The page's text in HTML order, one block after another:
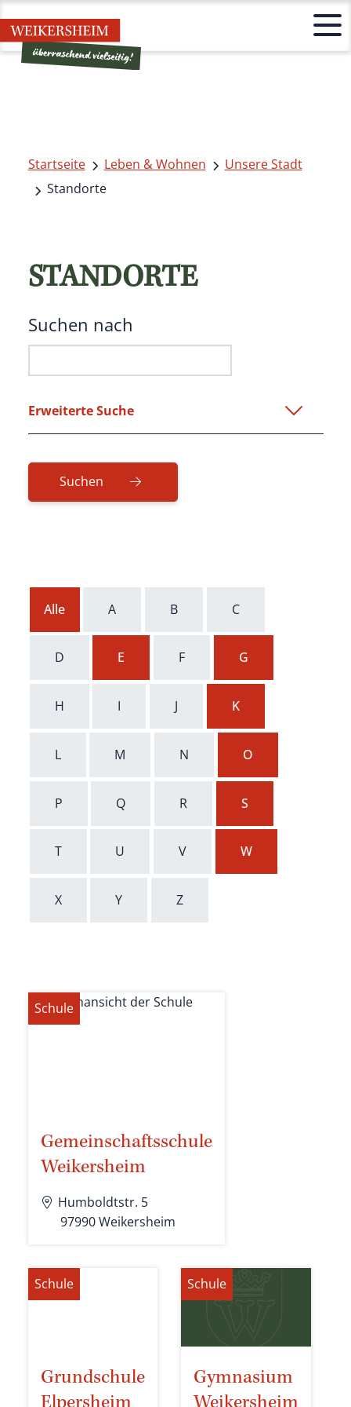
Startseite Leben & Wohnen
Unsere Stadt
Standorte
STANDORTE
Suchen nach
Erweiterte Suche
Alle A B C
D E F G
H I J K
L M N O
P Q R S
T U V W
X Y Z
Schule
Gemeinschaftsschule
Weikersheim
Humboldtstr. 5
97990 Weikersheim
Schule
Grundschule
Schule
Gymnasium